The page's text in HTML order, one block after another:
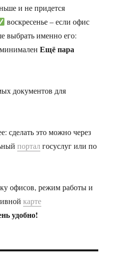
и не придется
воскресенье – если офис
выбрать именно его:
минималенЕщё пара
документов для
сделать это можно через
порталгосуслуг или по
офисов, режим работы и
карте
удобно!